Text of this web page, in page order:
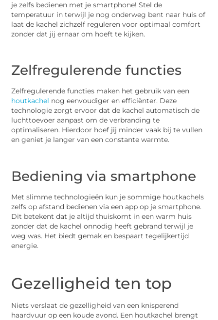
je zelfs bedienen met je smartphone! Stel de
temperatuur in terwijl je nog onderweg bent naar huis of
laat de kachel zichzelf reguleren voor optimaal comfort
zonder dat jij ernaar om hoeft te kijken.
Zelfregulerende functies
Zelfregulerende functies maken het gebruik van een
houtkachel nog eenvoudiger en efficiënter. Deze
technologie zorgt ervoor dat de kachel automatisch de
luchttoevoer aanpast om de verbranding te
optimaliseren. Hierdoor hoef jij minder vaak bij te vullen
en geniet je langer van een constante warmte.
Bediening via smartphone
Met slimme technologieën kun je sommige houtkachels
zelfs op afstand bedienen via een app op je smartphone.
Dit betekent dat je altijd thuiskomt in een warm huis
zonder dat de kachel onnodig heeft gebrand terwijl je
weg was. Het biedt gemak en bespaart tegelijkertijd
energie.
Gezelligheid ten top
Niets verslaat de gezelligheid van een knisperend
haardvuur op een koude avond. Een houtkachel brengt